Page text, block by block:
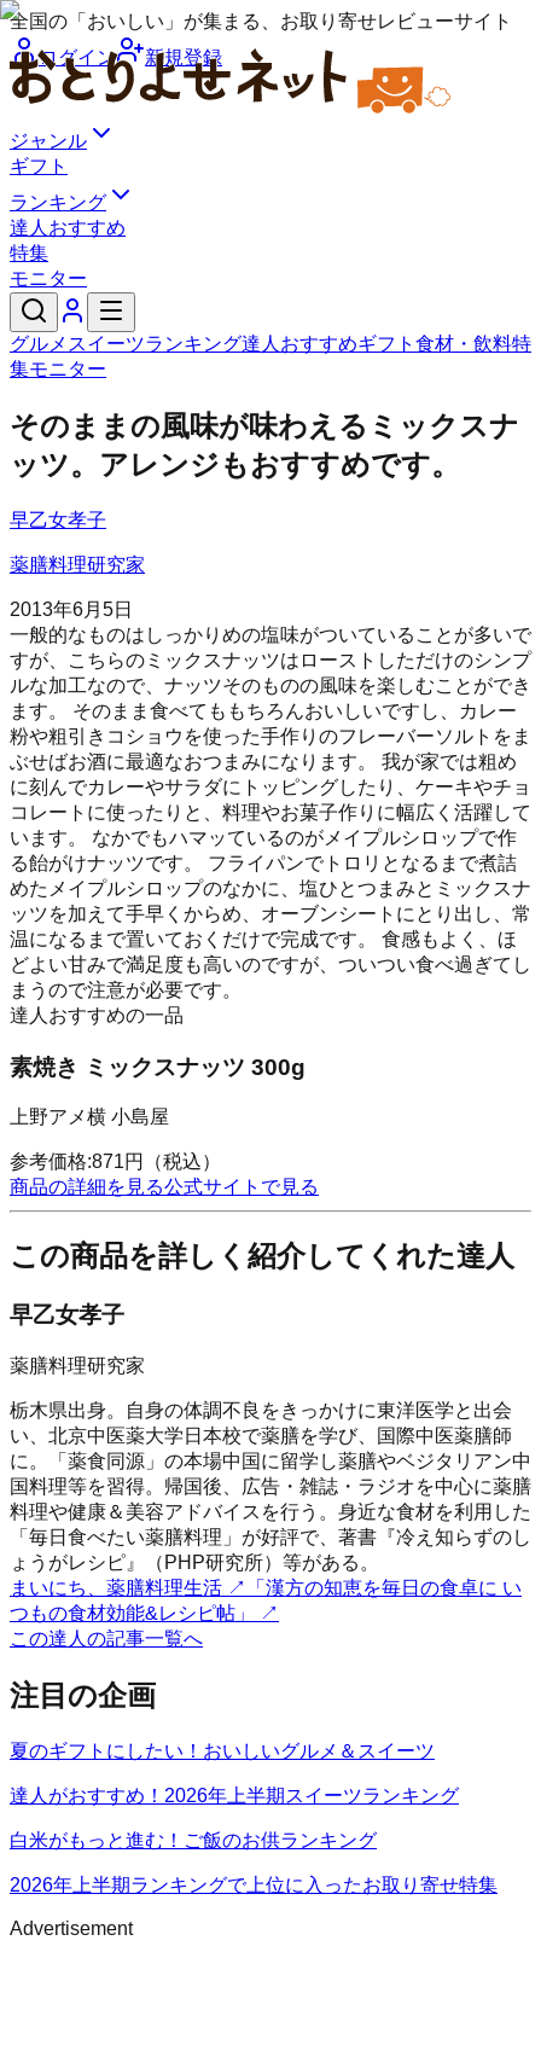
全国の「おいしい」が集まる、お取り寄せレビューサイト
ログイン
新規登録
ジャンル
ギフト
ランキング
達人おすすめ
特集
モニター
グルメ スイーツランキング達人おすすめギフト 食材・飲料特
集モニター
そのままの風味が味わえるミックスナ
ッツ。アレンジもおすすめです。
早乙女孝子
薬膳料理研究家
2013年6月5日
一般的なものはしっかりめの塩味がついていることが多いで
すが、こちらのミックスナッツはローストしただけのシンプ
ルな加工なので、ナッツそのものの風味を楽しむことができ
ます。 そのまま食べてももちろんおいしいですし、カレー
粉や粗引きコショウを使った手作りのフレーバーソルトをま
ぶせばお酒に最適なおつまみになります。 我が家では粗め
に刻んでカレーやサラダにトッピングしたり、ケーキやチョ
コレートに使ったりと、料理やお菓子作りに幅広く活躍して
います。 なかでもハマッているのがメイプルシロップで作
る飴がけナッツです。 フライパンでトロリとなるまで煮詰
めたメイプルシロップのなかに、塩ひとつまみとミックスナ
ッツを加えて手早くからめ、オーブンシートにとり出し、常
温になるまで置いておくだけで完成です。 食感もよく、ほ
どよい甘みで満足度も高いのですが、ついつい食べ過ぎてし
まうので注意が必要です。
達人おすすめの一品
素焼き ミックスナッツ 300g
上野アメ横 小島屋
参考価格:871円
（税込）
商品の詳細を見る公式サイトで見る
この商品を詳しく紹介してくれた達人
早乙女孝子
薬膳料理研究家
栃木県出身。自身の体調不良をきっかけに東洋医学と出会
い、北京中医薬大学日本校で薬膳を学び、国際中医薬膳師
に。「薬食同源」の本場中国に留学し薬膳やベジタリアン中
国料理等を習得。帰国後、広告・雑誌・ラジオを中心に薬膳
料理や健康＆美容アドバイスを行う。身近な食材を利用した
「毎日食べたい薬膳料理」が好評で、著書『冷え知らずのし
ょうがレシピ』（PHP研究所）等がある。
まいにち、薬膳料理生活 ↗
「漢方の知恵を毎日の食卓に い
つもの食材効能&レシピ帖」
↗
この達人の記事一覧へ
注目の企画
夏のギフトにしたい！おいしいグルメ＆スイーツ
達人がおすすめ！2026年上半期スイーツランキング
白米がもっと進む！ご飯のお供ランキング
2026年上半期ランキングで上位に入ったお取り寄せ特集
Advertisement